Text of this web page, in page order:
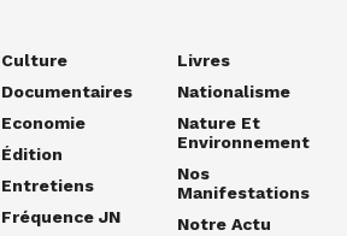
Culture
Documentaires
Economie
Édition
Entretiens
Fréquence JN
Livres
Nationalisme
Nature Et
Environnement
Nos
Manifestations
Notre Actu